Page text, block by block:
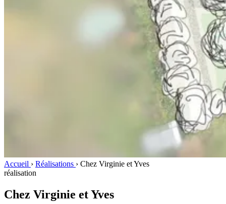
Accueil › Réalisations › Chez Virginie et Yves
réalisation
Chez Virginie et Yves